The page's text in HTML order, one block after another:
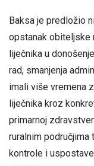
Baksa je predložio
opstanak obiteljske
liječnika u
rad, smanjenja
imali više vremena
liječnika kroz
primarnoj
ruralnim područjima
kontrole i